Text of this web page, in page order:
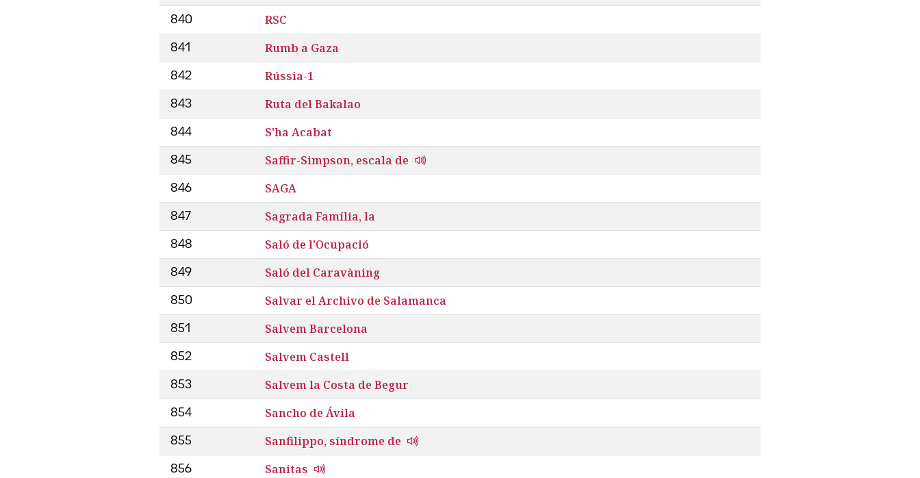
840 RSC
841 Rumb a Gaza
842 Rússia-1
843 Ruta del Bakalao
844 S'ha Acabat
845 Saffir-Simpson, escala de
846 SAGA
847 Sagrada Família, la
848 Saló de l'Ocupació
849 Saló del Caravàning
850 Salvar el Archivo de Salamanca
851 Salvem Barcelona
852 Salvem Castell
853 Salvem la Costa de Begur
854 Sancho de Ávila
855 Sanfilippo, síndrome de
856 Sanitas